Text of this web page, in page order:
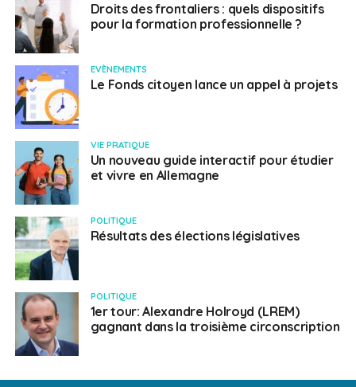
Droits des frontaliers : quels dispositifs
pour la formation professionnelle ?
EVÈNEMENTS
Le Fonds citoyen lance un appel à projets
VIE PRATIQUE
Un nouveau guide interactif pour étudier
et vivre en Allemagne
POLITIQUE
Résultats des élections législatives
POLITIQUE
1er tour: Alexandre Holroyd (LREM)
gagnant dans la troisième circonscription